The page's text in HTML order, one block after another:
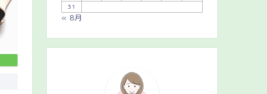
31
« 8月